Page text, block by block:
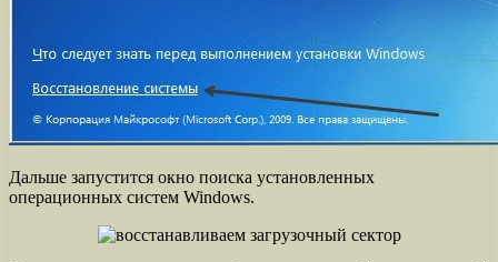
Дальше запустится окно поиска установленных
операционных систем Windows.